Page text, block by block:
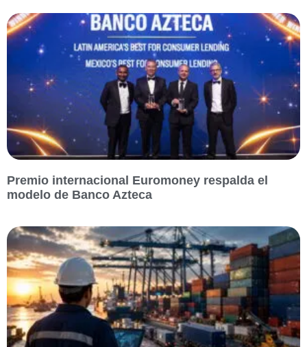
Premio internacional Euromoney respalda el
modelo de Banco Azteca